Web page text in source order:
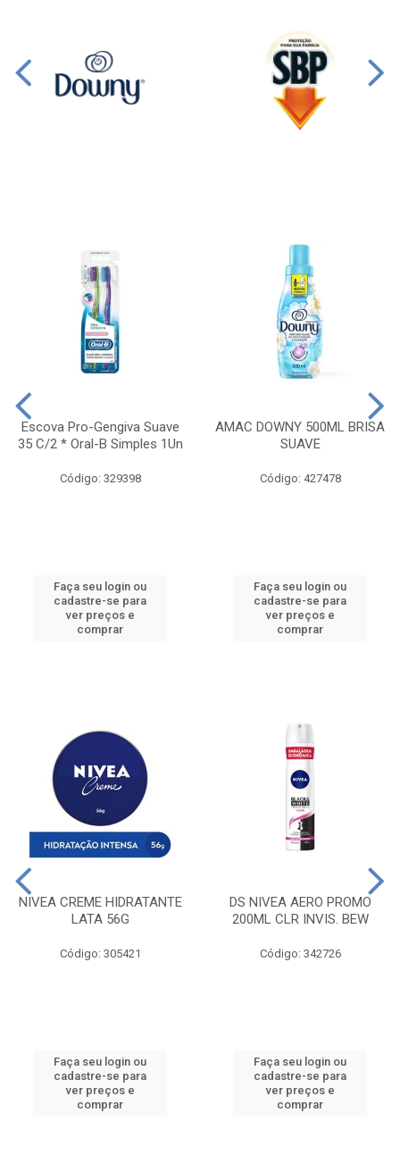
Escova Pro-Gengiva Suave
35 C/2 * Oral-B Simples 1Un
Código: 329398
Faça seu login ou
cadastre-se para
ver preços e
comprar
AMAC DOWNY 500ML BRISA
SUAVE
Código: 427478
Faça seu login ou
cadastre-se para
ver preços e
comprar
NIVEA CREME HIDRATANTE
LATA 56G
Código: 305421
Faça seu login ou
cadastre-se para
ver preços e
comprar
DS NIVEA AERO PROMO
200ML CLR INVIS. BEW
Código: 342726
Faça seu login ou
cadastre-se para
ver preços e
comprar